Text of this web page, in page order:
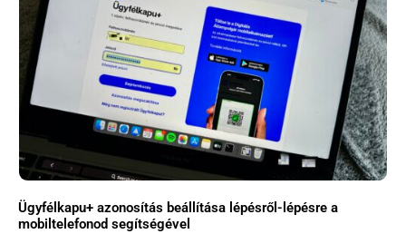
Ügyfélkapu+ azonosítás beállítása lépésről-lépésre a
mobiltelefonod segítségével